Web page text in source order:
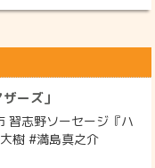
ーズ」
習志野ソーセージ『ハ
樹 #満島真之介